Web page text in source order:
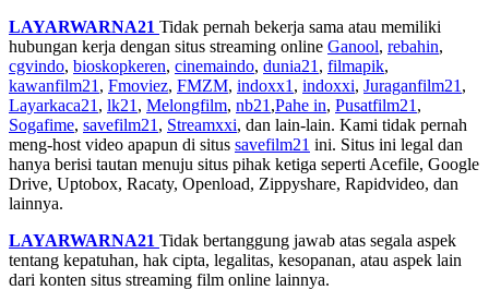
LAYARWARNA21 Tidak pernah bekerja sama atau memiliki
hubungan kerja dengan situs streaming online Ganool, rebahin,
cgvindo, bioskopkeren, cinemaindo, dunia21 , filmapik,
kawanfilm21 , Fmoviez, FMZM, indoxx1 , indoxxi, Juraganfilm21 ,
Layarkaca21 , lk21 , Melongfilm, nb21 ,Pahe in, Pusatfilm21 ,
Sogafime, savefilm21 , Streamxxi, dan lain-lain. Kami tidak pernah
meng-host video apapun di situs savefilm21 ini. Situs ini legal dan
hanya berisi tautan menuju situs pihak ketiga seperti Acefile, Google
Drive, Uptobox, Racaty, Openload, Zippyshare, Rapidvideo, dan
lainnya.
LAYARWARNA21 Tidak bertanggung jawab atas segala aspek
tentang kepatuhan, hak cipta, legalitas, kesopanan, atau aspek lain
dari konten situs streaming film online lainnya.